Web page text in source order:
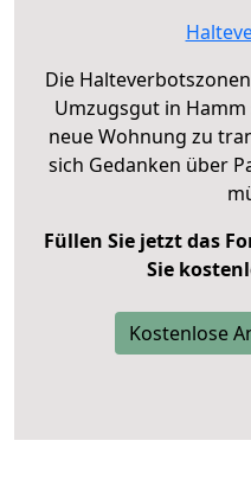
Die
Umzugsgut in
neue Wohnung zu
sich Gedanken über
Füllen Sie jetzt das
Sie
Kostenlose